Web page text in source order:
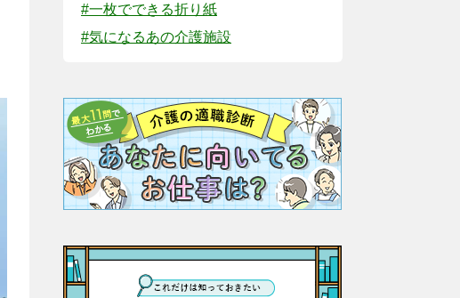
#一枚でできる折り紙
#気になるあの介護施設